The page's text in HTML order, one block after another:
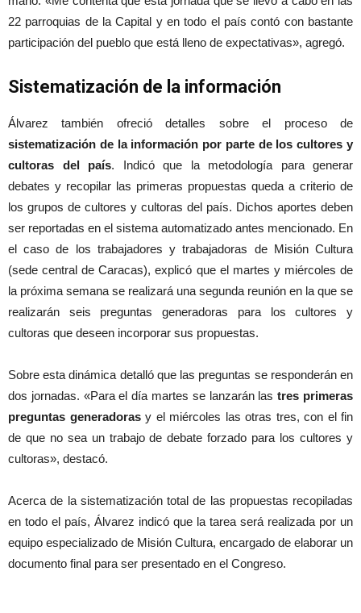
22 parroquias de la Capital y en todo el país contó con bastante
participación del pueblo que está lleno de expectativas», agregó.
Sistematización de la información
Álvarez también ofreció detalles sobre el proceso de
sistematización de la información por parte de los cultores y
cultoras del país. Indicó que la metodología para generar
debates y recopilar las primeras propuestas queda a criterio de
los grupos de cultores y cultoras del país. Dichos aportes deben
ser reportadas en el sistema automatizado antes mencionado. En
el caso de los trabajadores y trabajadoras de Misión Cultura
(sede central de Caracas), explicó que el martes y miércoles de
la próxima semana se realizará una segunda reunión en la que se
realizarán seis preguntas generadoras para los cultores y
cultoras que deseen incorporar sus propuestas.
Sobre esta dinámica detalló que las preguntas se responderán en
dos jornadas. «Para el día martes se lanzarán lastres primeras
preguntas generadorasy el miércoles las otras tres, con el fin
de que no sea un trabajo de debate forzado para los cultores y
cultoras», destacó.
Acerca de la sistematización total de las propuestas recopiladas
en todo el país, Álvarez indicó que la tarea será realizada por un
equipo especializado de Misión Cultura, encargado de elaborar un
documento final para ser presentado en el Congreso.